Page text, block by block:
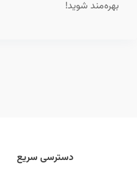
بهره‌مند شوید!
دسترسی سریع